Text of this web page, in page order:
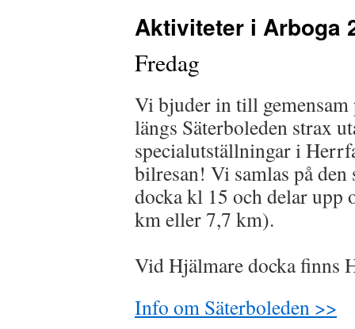
Aktiviteter i Arboga
Fredag
Vi bjuder in till gemensam
längs Säterboleden strax
specialutställningar i
bilresan! Vi samlas på
docka kl 15 och delar upp
km eller 7,7 km).
Vid Hjälmare docka finns
Info om Säterboleden >>